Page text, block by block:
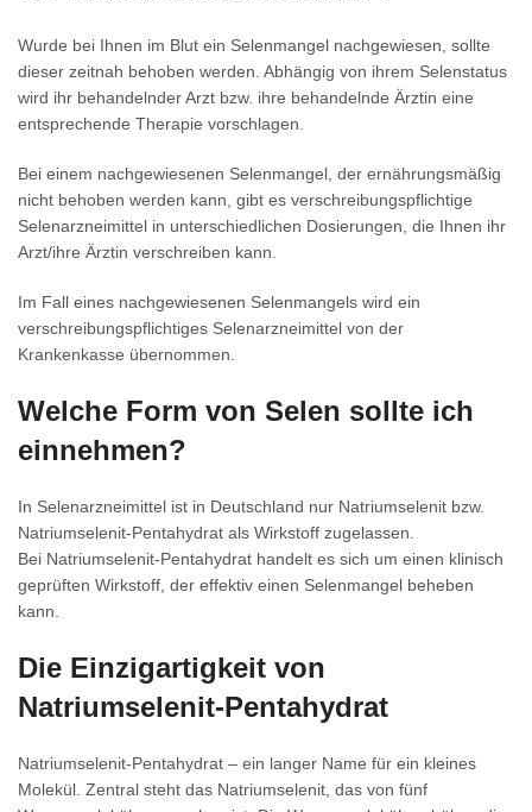
Wurde bei Ihnen im Blut ein Selenmangel nachgewiesen, sollte
dieser zeitnah behoben werden. Abhängig von ihrem Selenstatus
wird ihr behandelnder Arzt bzw. ihre behandelnde Ärztin eine
entsprechende Therapie vorschlagen.
Bei einem nachgewiesenen Selenmangel, der ernährungsmäßig
nicht behoben werden kann, gibt es verschreibungspflichtige
Selenarzneimittel in unterschiedlichen Dosierungen, die Ihnen ihr
Arzt/ihre Ärztin verschreiben kann.
Im Fall eines nachgewiesenen Selenmangels wird ein
verschreibungspflichtiges Selenarzneimittel von der
Krankenkasse übernommen.
Welche Form von Selen sollte ich
einnehmen?
In Selenarzneimittel ist in Deutschland nur Natriumselenit bzw.
Natriumselenit-Pentahydrat als Wirkstoff zugelassen.
Bei Natriumselenit-Pentahydrat handelt es sich um einen klinisch
geprüften Wirkstoff, der effektiv einen Selenmangel beheben
kann.
Die Einzigartigkeit von
Natriumselenit-Pentahydrat
Natriumselenit-Pentahydrat – ein langer Name für ein kleines
Molekül. Zentral steht das Natriumselenit, das von fünf